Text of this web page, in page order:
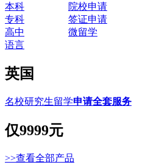
本科
院校申请
专科
签证申请
高中
微留学
语言
英国
名校研究生留学申请全套服务
仅9999元
>>查看全部产品